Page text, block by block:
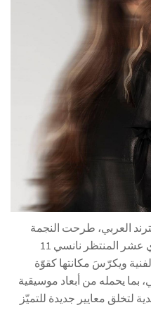
العربي، طرحت النجمة
اللبنانية نانسي عجرم ألبومها الحادي عشر المنتظر نانسي 11
ويكرّسَ مكانتها كقوّة
بما يحمله من أبعاد موسيقية
لتخلق معايير جديدة للتميّز